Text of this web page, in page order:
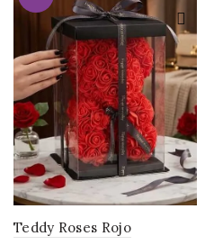
Teddy Roses Rojo